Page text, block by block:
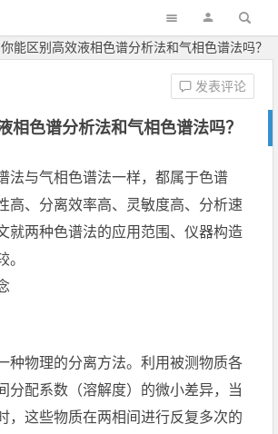
你能区别高效液相色谱分析法和气相色谱法吗？
相色谱分析法和气相色谱法吗？
发表评论
法与气相色谱法一样，都属于色谱
高、分离效率高、灵敏度高、分析速
就两种色谱法的应用范围、仪器构造
。
种物理的分离方法。利用被测物质各
分配系数（溶解度）的微小差异，当
，这些物质在两相间进行反复多次的